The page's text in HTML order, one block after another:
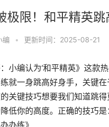
极限！和平精英跳
编 • 更新时间：2025-08-21
小编认为‘和平精英》这款
就一身跳高好身手，关键
关键技巧想要我们知道跳
低你的高度。正确的技巧